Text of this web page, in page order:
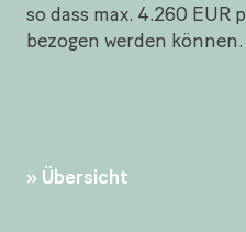
so dass max. 4.260 EUR
bezogen werden können.
Übersicht